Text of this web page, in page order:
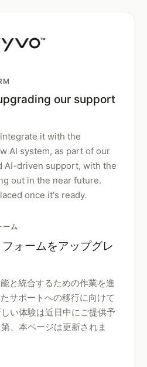
our support
it with the
AI system, as part of our
AI-driven support, with the
out in the near future.
once it's ready.
ーム
ォームをアップグレ
と統合するための作業を進
サポートへの移行に向けて
い体験は近日中にご提供予
、本ページは更新されま